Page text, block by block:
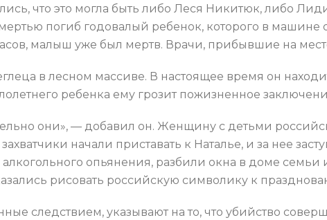
что это могла быть либо Леся Никитюк, либо
погиб годовалый ребенок, которого в машине
малыш уже был мертв. Врачи, прибывшие на
в лесном массиве. В настоящее время он
ребенка ему грозит пожизненное
они», — добавил он. Женщину с детьми
начали приставать к Наталье, и за нее
опьянения, разбили окна в доме
рисовать российскую символику к
следствием, указывают на то, что убийство